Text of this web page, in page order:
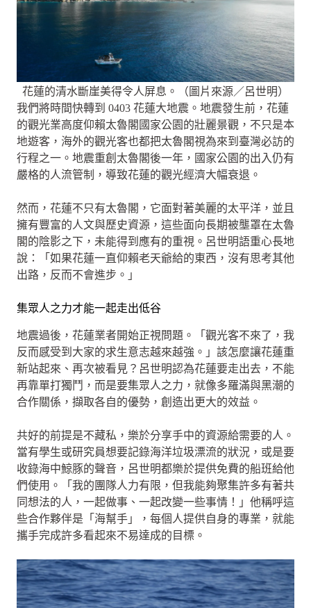
花蓮的清水斷崖美得令人屏息。（圖片來源／呂世明）
我們將時間快轉到 0403 花蓮大地震。地震發生前，花蓮
的觀光業高度仰賴太魯閣國家公園的壯麗景觀，不只是本
地遊客，海外的觀光客也都把太魯閣視為來到臺灣必訪的
行程之一。地震重創太魯閣後一年，國家公園的出入仍有
嚴格的人流管制，導致花蓮的觀光經濟大幅衰退。
然而，花蓮不只有太魯閣，它面對著美麗的太平洋，並且
擁有豐富的人文與歷史資源，這些面向長期被壟罩在太魯
閣的陰影之下，未能得到應有的重視。呂世明語重心長地
說：「如果花蓮一直仰賴老天爺給的東西，沒有思考其他
出路，反而不會進步。」
集眾人之力才能一起走出低谷
地震過後，花蓮業者開始正視問題。「觀光客不來了，我
反而感受到大家的求生意志越來越強。」該怎麼讓花蓮重
新站起來、再次被看見？呂世明認為花蓮要走出去，不能
再靠單打獨鬥，而是要集眾人之力，就像多羅滿與黑潮的
合作關係，擷取各自的優勢，創造出更大的效益。
共好的前提是不藏私，樂於分享手中的資源給需要的人。
當有學生或研究員想要記錄海洋垃圾漂流的狀況，或是要
收錄海中鯨豚的聲音，呂世明都樂於提供免費的船班給他
們使用。「我的團隊人力有限，但我能夠聚集許多有著共
同想法的人，一起做事、一起改變一些事情！」他稱呼這
些合作夥伴是「海幫手」，每個人提供自身的專業，就能
攜手完成許多看起來不易達成的目標。